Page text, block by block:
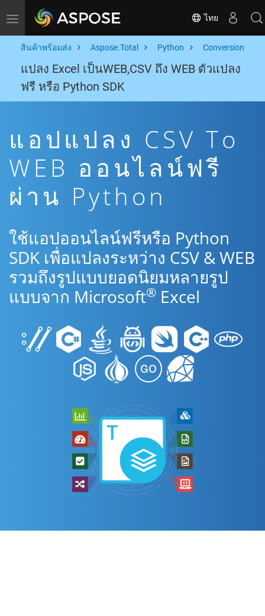
Toggle navigation ไทย
สินค้าพร้อมส่ง Aspose.Total Python Conversion
แปลง Excel เป็นWEB,CSV ถึง WEB ตัวแปลง
ฟรี หรือ Python SDK
แอปแปลง CSV To
WEB ออนไลน์ฟรี
ผ่าน Python
ใช้แอปออนไลน์ฟรีหรือ Python
SDK เพื่อแปลงระหว่าง CSV & WEB
รวมถึงรูปแบบยอดนิยมหลายรูป
แบบจาก Microsoft® Excel